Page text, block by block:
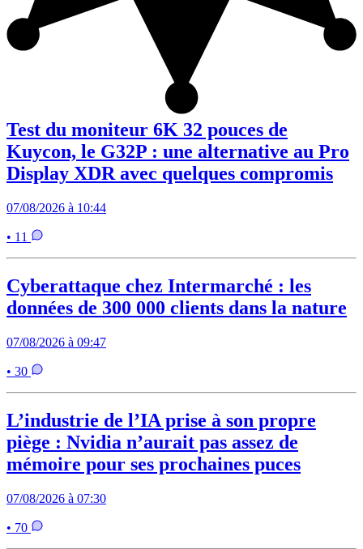
Test du moniteur 6K 32 pouces de
Kuycon, le G32P : une alternative au Pro
Display XDR avec quelques compromis
07/08/2026 à 10:44
• 11
Cyberattaque chez Intermarché : les
données de 300 000 clients dans la nature
07/08/2026 à 09:47
• 30
L’industrie de l’IA prise à son propre
piège : Nvidia n’aurait pas assez de
mémoire pour ses prochaines puces
07/08/2026 à 07:30
• 70